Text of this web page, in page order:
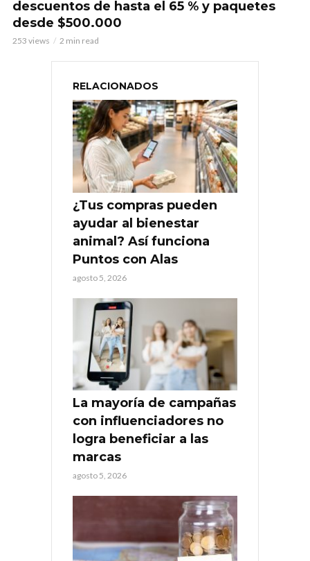
descuentos de hasta el 65 % y paquetes
desde $500.000
253 views 2 min read
RELACIONADOS
¿Tus compras pueden
ayudar al bienestar
animal? Así funciona
Puntos con Alas
agosto 5, 2026
La mayoría de campañas
con influenciadores no
logra beneficiar a las
marcas
agosto 5, 2026